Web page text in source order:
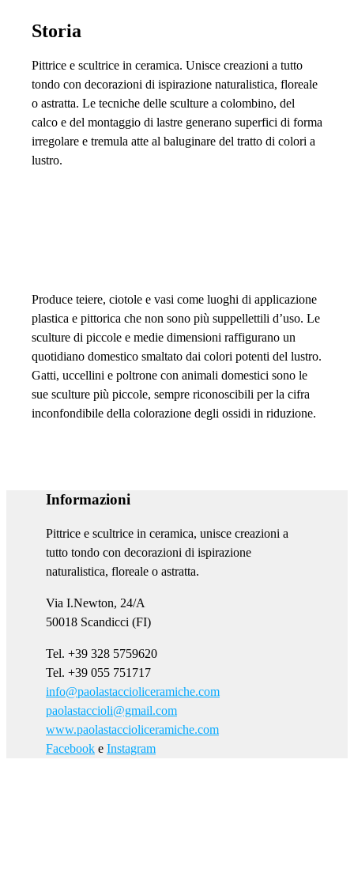
Storia
Pittrice e scultrice in ceramica. Unisce creazioni a tutto
tondo con decorazioni di ispirazione naturalistica, floreale
o astratta. Le tecniche delle sculture a colombino, del
calco e del montaggio di lastre generano superfici di forma
irregolare e tremula atte al baluginare del tratto di colori a
lustro.
Produce teiere, ciotole e vasi come luoghi di applicazione
plastica e pittorica che non sono più suppellettili d’uso. Le
sculture di piccole e medie dimensioni raffigurano un
quotidiano domestico smaltato dai colori potenti del lustro.
Gatti, uccellini e poltrone con animali domestici sono le
sue sculture più piccole, sempre riconoscibili per la cifra
inconfondibile della colorazione degli ossidi in riduzione.
Informazioni
Pittrice e scultrice in ceramica, unisce creazioni a
tutto tondo con decorazioni di ispirazione
naturalistica, floreale o astratta.
Via I.Newton, 24/A
50018 Scandicci (FI)
Tel. +39 328 5759620
Tel. +39 055 751717
info@paolastaccioliceramiche.com
paolastaccioli@gmail.com
www.paolastaccioliceramiche.com
Facebook e Instagram